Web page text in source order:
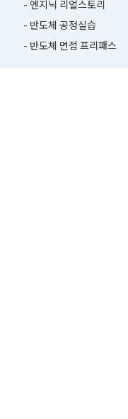
- 엔지닉 리얼스토리
- 반도체 공정실습
- 반도체 면접 프리패스